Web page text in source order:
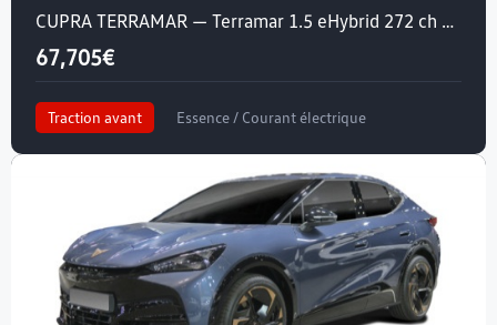
CUPRA TERRAMAR — Terramar 1.5 eHybrid 272 ch DSG6
67,705€
Traction avant
Essence / Courant électrique